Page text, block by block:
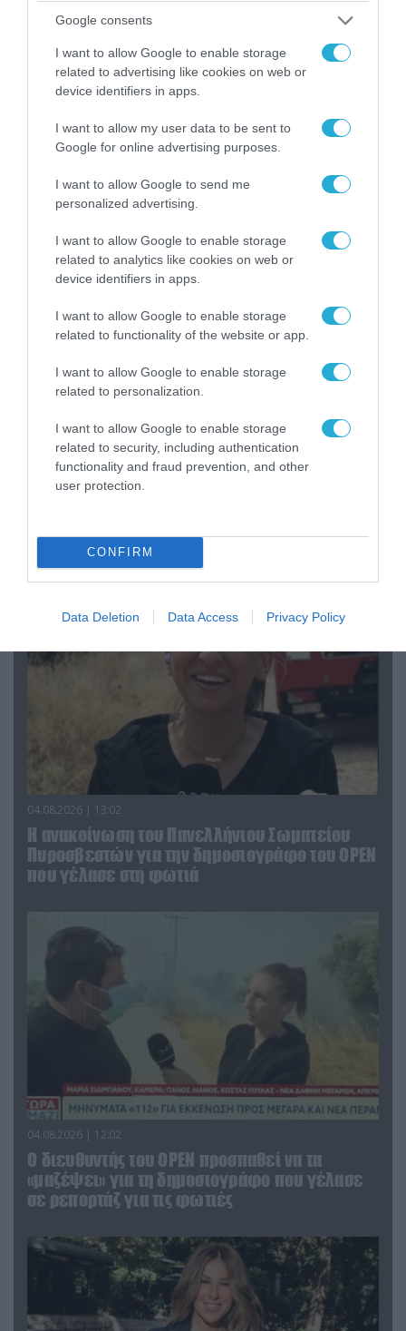
Google consents
I want to allow Google to enable storage
related to advertising like cookies on web or
device identifiers in apps.
I want to allow my user data to be sent to
Google for online advertising purposes.
I want to allow Google to send me
personalized advertising.
I want to allow Google to enable storage
related to analytics like cookies on web or
device identifiers in apps.
I want to allow Google to enable storage
related to functionality of the website or app.
I want to allow Google to enable storage
related to personalization.
I want to allow Google to enable storage
related to security, including authentication
functionality and fraud prevention, and other
user protection.
CONFIRM
Data Deletion Data Access Privacy Policy
06.08.2026 | 09:03
«Οι εντελώς αθώοι»: Η ανάρτηση του Αρκά για
Αττικής (φωτο)
υπουργό Ι.Βαρβιτσιώτη (φωτο)
04.08.2026 | 13:02
Η ανακοίνωση του Πανελλήνιου Σωματείου
Πυροσβεστών για την δημοσιογράφο του OPEN
που γέλασε στη φωτιά
04.08.2026 | 12:02
O διευθυντής του OPEN προσπαθεί να τα
«μαζέψει» για τη δημοσιογράφο που γέλασε
σε ρεπορτάζ για τις φωτιές